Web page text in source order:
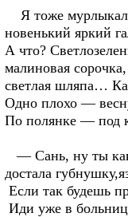
Я тоже мурлыкал
новенький яркий
А что?
малиновая
светлая шляпа…
Одно плохо —
По полянке — под
— Сань, ну ты как
достала
Если так будешь
Иди уже в